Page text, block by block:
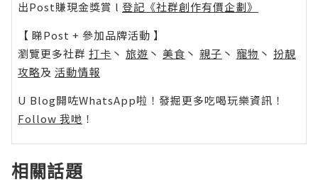
出Post賺現金獎賞 l 登記《社群創作有價企劃》
【 睇Post + 參加品牌活動 】
瀏覽更多社群 打卡 丶 旅遊 丶 美食 丶 親子 丶 寵物 丶 扮靚
攻略及 活動情報
U Blog開咗WhatsApp啦！發掘更多吃喝玩樂資訊！
Follow 我哋 ！
相關話題